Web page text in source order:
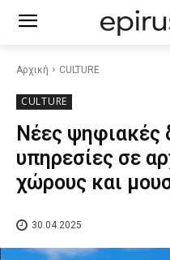
Αρχική CULTURE
CULTURE
Νέες ψηφιακές
υπηρεσίες σε
χώρους και
30.04.2025